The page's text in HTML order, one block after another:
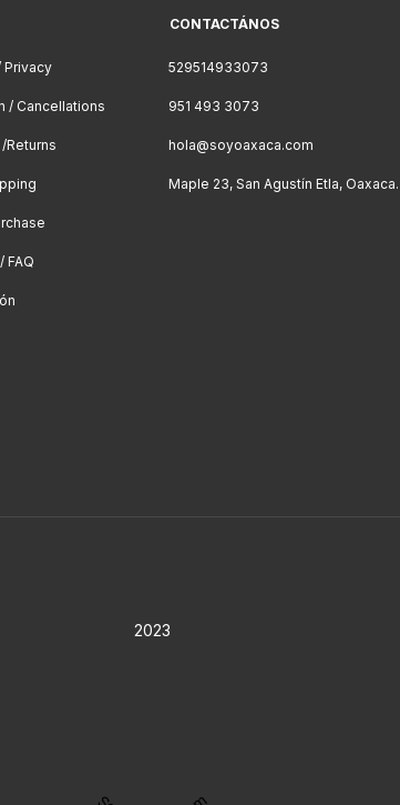
Privacy
/ Cancellations
Returns
FAQ
CONTACTÁNOS
529514933073
951 493 3073
hola@soyoaxaca.com
Maple 23, San Agustín Etla, Oaxaca.
2023